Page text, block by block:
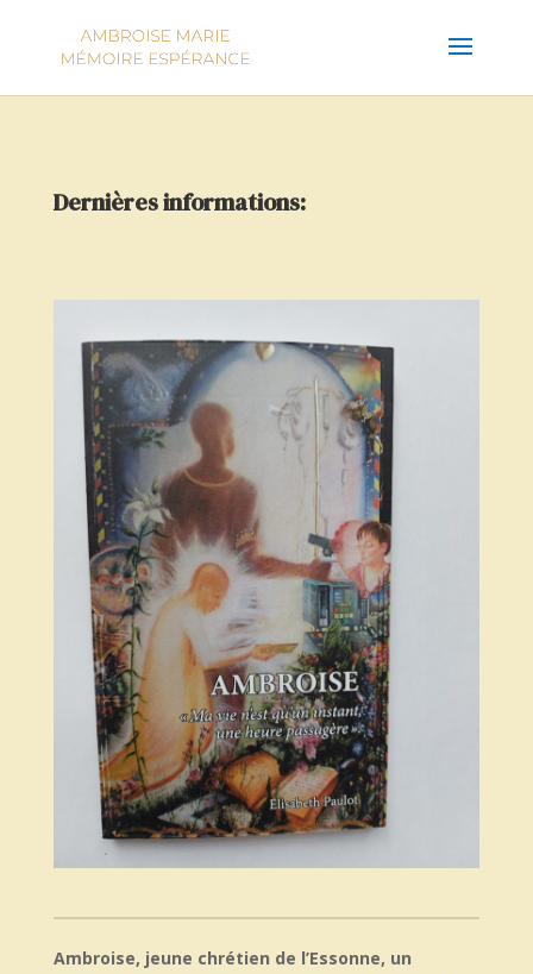
Dernières informations:
Ambroise, jeune chrétien de l’Essonne, un